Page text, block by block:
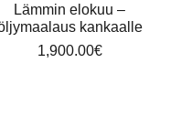
Lämmin elokuu –
kankaalle
1,900.00€